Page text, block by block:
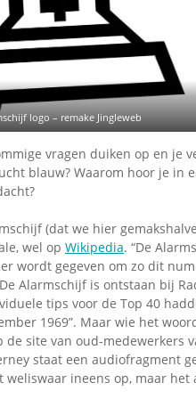
logo – remake Jingleweb
vragen duiken op en je
blauw? Waarom hoor je
(dat we hier
wel op Wikipedia. “De
wordt gegeven om zo dit
Alarmschijf is ontstaan bij
tips voor de Top 40
1969”. Maar wie het
de site van oud-medewerkers
staat een audiofragment
ineens op, maar